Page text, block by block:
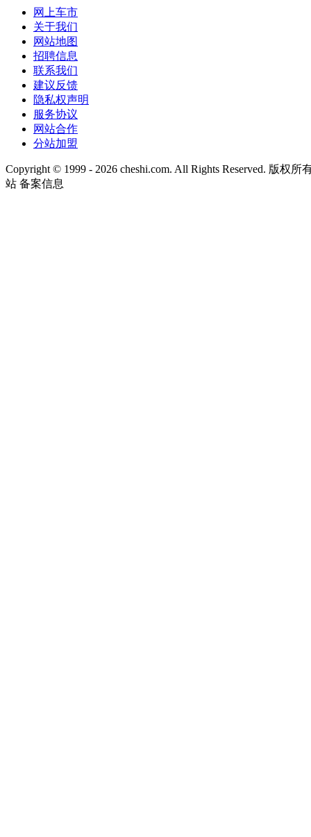
网上车市
关于我们
网站地图
招聘信息
联系我们
建议反馈
隐私权声明
服务协议
网站合作
分站加盟
Copyright © 1999 - 2026 cheshi.com. All Rights Reserved. 版权
站 备案信息